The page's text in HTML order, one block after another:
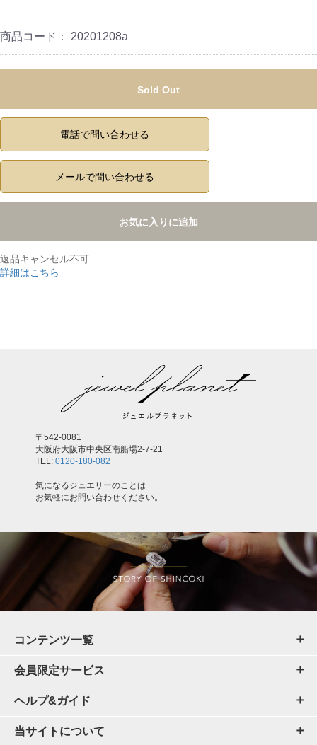
商品コード： 20201208a
Sold Out
電話で問い合わせる
メールで問い合わせる
お気に入りに追加
返品キャンセル不可
詳細はこちら
〒542-0081
大阪府大阪市中央区南船場2-7-21
TEL: 0120-180-082
気になるジュエリーのことは
お気軽にお問い合わせください。
コンテンツ一覧
会員限定サービス
ヘルプ&ガイド
当サイトについて